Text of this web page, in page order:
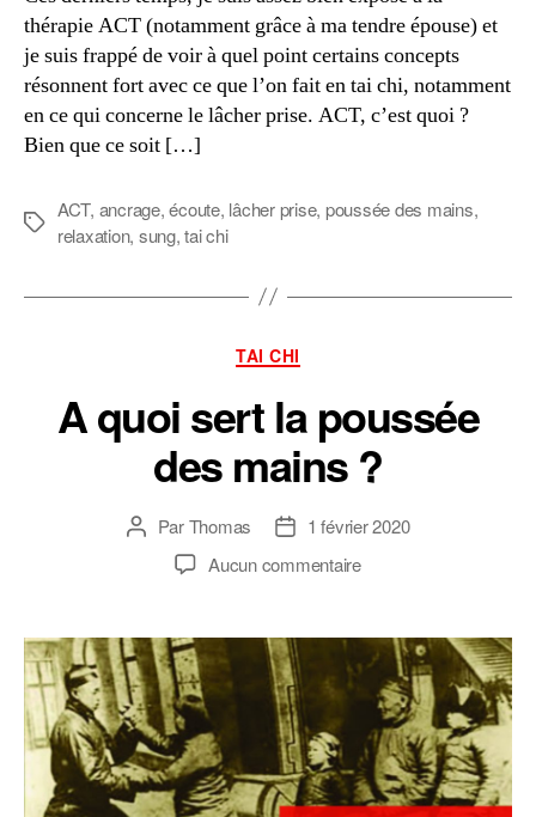
thérapie ACT (notamment grâce à ma tendre épouse) et
je suis frappé de voir à quel point certains concepts
résonnent fort avec ce que l’on fait en tai chi, notamment
en ce qui concerne le lâcher prise. ACT, c’est quoi ?
Bien que ce soit […]
Étiquettes
ACT, ancrage,écoute, lâcher prise, poussée des mains,
relaxation, sung,tai chi
Catégories
TAI CHI
A quoi sert la poussée
des mains ?
Auteur
l’article
ParThomas
Date
l’article
1 février 2020
Aucun commentairesur
sert
la
poussée
des
mains
?